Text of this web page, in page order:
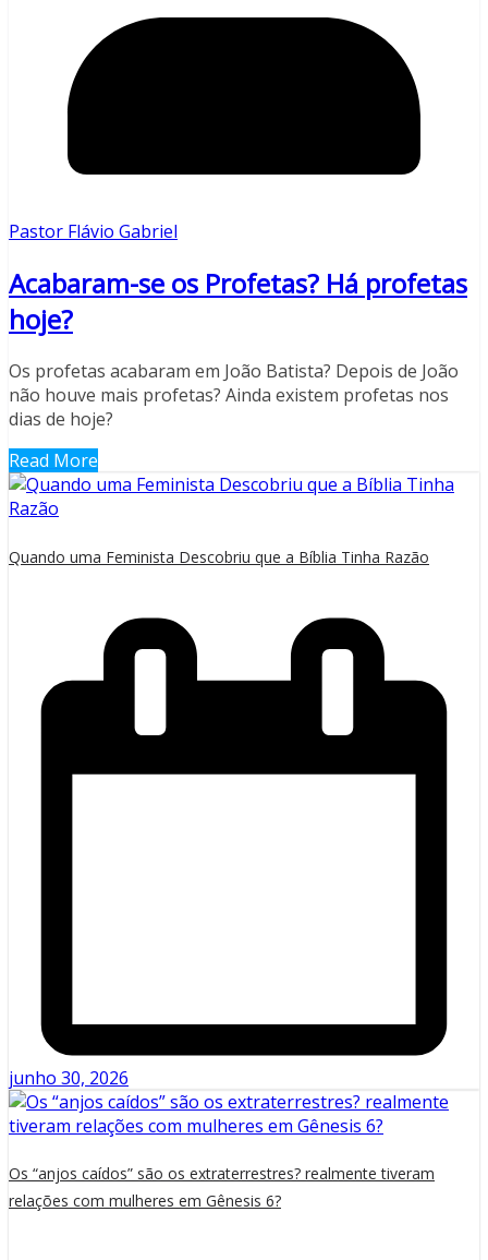
Pastor Flávio Gabriel
Acabaram-se os Profetas? Há profetas
hoje?
Os profetas acabaram em João Batista? Depois de João
não houve mais profetas? Ainda existem profetas nos
dias de hoje?
Read More
Quando uma Feminista Descobriu que a Bíblia Tinha Razão
junho 30, 2026
Os “anjos caídos” são os extraterrestres? realmente tiveram
relações com mulheres em Gênesis 6?